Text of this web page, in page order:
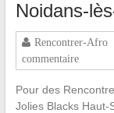
Noidans-
Rencontrer-Afro
commentaire
Pour des
Jolies Blacks Haut-